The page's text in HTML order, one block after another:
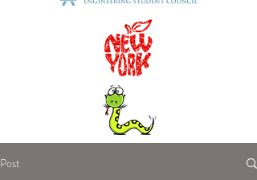
Post